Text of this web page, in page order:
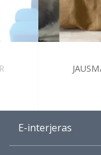
E-interjeras